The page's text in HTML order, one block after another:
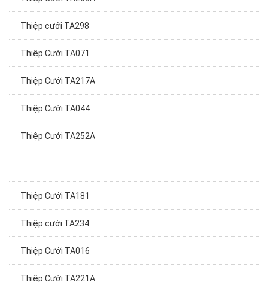
Thiệp cưới TA298
Thiệp Cưới TA071
Thiệp Cưới TA217A
Thiệp Cưới TA044
Thiệp Cưới TA252A
Thiệp Cưới TA181
Thiệp cưới TA234
Thiệp Cưới TA016
Thiệp Cưới TA221A